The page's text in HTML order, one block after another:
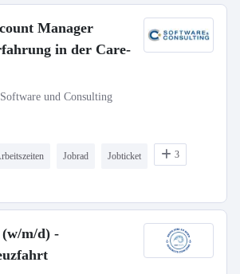
Manager
in der Care-
und Consulting
Jobrad Jobticket 3
m/d) -